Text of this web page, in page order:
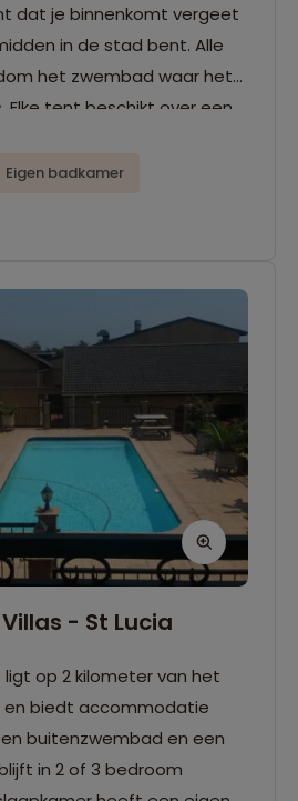
dat je binnenkomt vergeet
in de stad bent. Alle
het zwembad waar het
Elke tent beschikt over een
de deuren en ramen en
Je kunt daarnaast
keuken en de
restaurants in St Lucia.
Eigen badkamer
- St Lucia
ligt op 2 kilometer van het
en biedt accommodatie
buitenzwembad en een
in 2 of 3 bedroom